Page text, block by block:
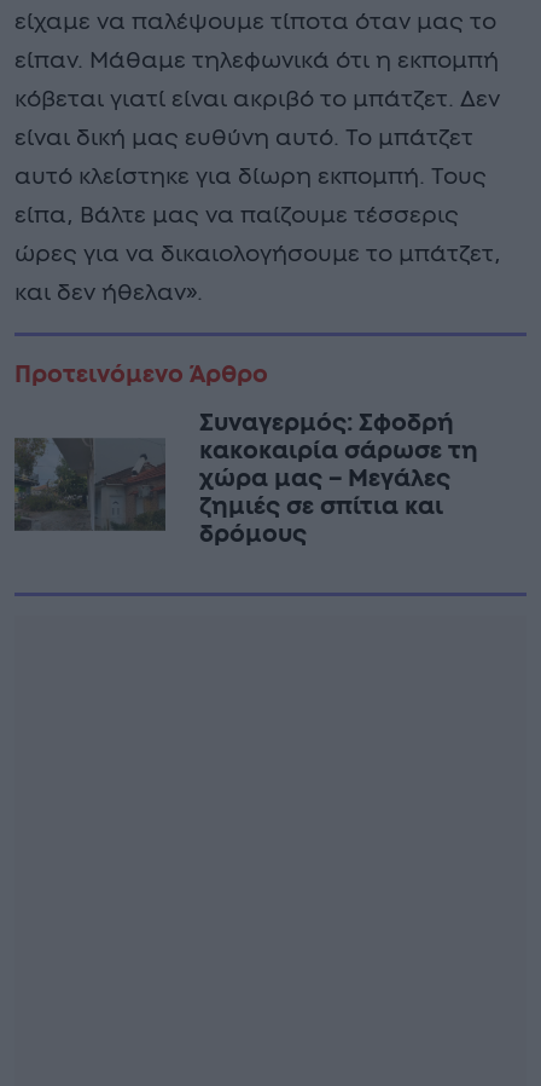
είχαμε να παλέψουμε τίποτα όταν μας το
είπαν. Μάθαμε τηλεφωνικά ότι η εκπομπή
κόβεται γιατί είναι ακριβό το μπάτζετ. Δεν
είναι δική μας ευθύνη αυτό. Το μπάτζετ
αυτό κλείστηκε για δίωρη εκπομπή. Τους
είπα, Βάλτε μας να παίζουμε τέσσερις
ώρες για να δικαιολογήσουμε το μπάτζετ,
και δεν ήθελαν».
Προτεινόμενο Άρθρο
Συναγερμός: Σφοδρή
κακοκαιρία σάρωσε τη
χώρα μας – Μεγάλες
ζημιές σε σπίτια και
δρόμους